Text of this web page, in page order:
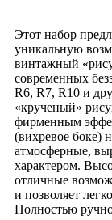
Этот набор
уникальную
винтажный
современных
R6, R7, R10 и
«крученый»
фирменным
(вихревое боке)
атмосферные,
характером.
отличные
и позволяет
Полностью